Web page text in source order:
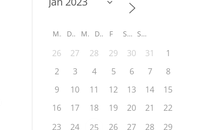
M D M D F S S
26 27 28 29 30 31
1
2
3 4 5 6 7
8
9
10 11 12 13 14
15
16
17 18 19 20 21
22
23
24 25 26 27 28
29